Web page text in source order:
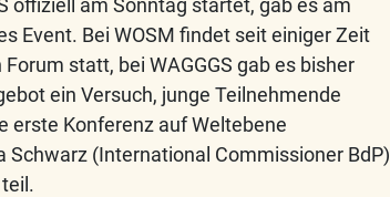
offiziell am Sonntag startet, gab es am
Event. Bei WOSM findet seit einiger Zeit
statt, bei WAGGGS gab es bisher
ein Versuch, junge Teilnehmende
erste Konferenz auf Weltebene
(International Commissioner BdP)